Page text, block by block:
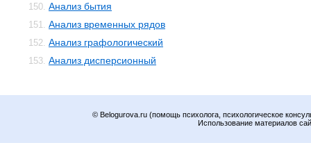
150. Анализ бытия
151. Анализ временных рядов
152. Анализ графологический
153. Анализ дисперсионный
© Belogurova.ru (помощь психолога, психологическое
Использование материалов